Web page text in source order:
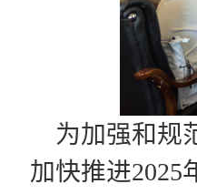
为加强和规
加快推进2025